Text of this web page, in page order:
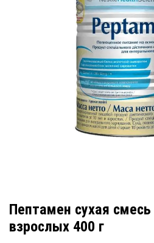
Пептамен сухая
взрослых 400 г